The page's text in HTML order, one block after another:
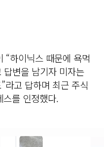
“하이닉스 때문에 욕먹
답변을 남기자 미자는
라고 답하며 최근 주식
를 인정했다.